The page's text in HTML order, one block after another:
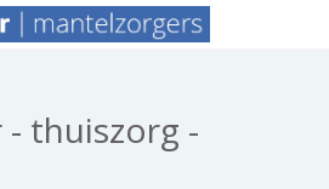
thuiszorg -